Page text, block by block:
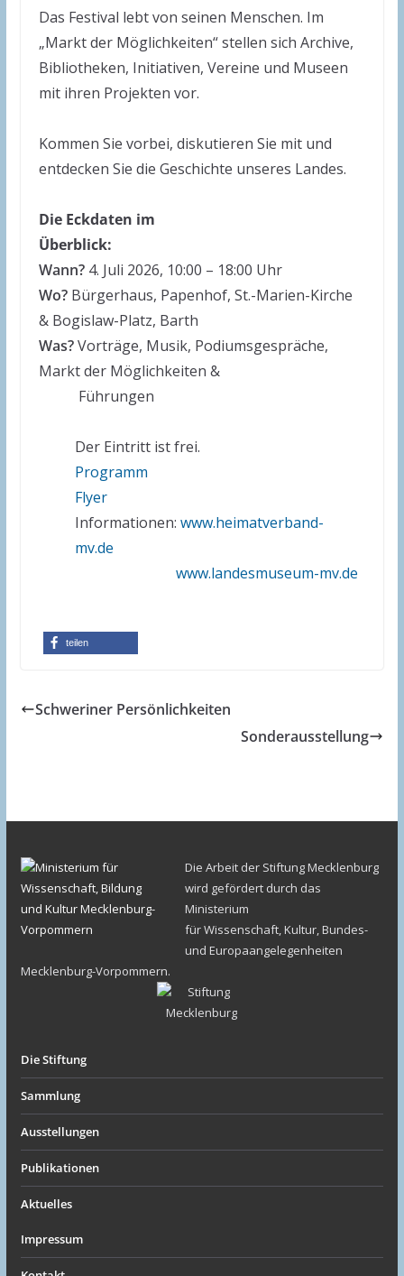
Das Festival lebt von seinen Menschen. Im
„Markt der Möglichkeiten“ stellen sich Archive,
Bibliotheken, Initiativen, Vereine und Museen
mit ihren Projekten vor.
Kommen Sie vorbei, diskutieren Sie mit und
entdecken Sie die Geschichte unseres Landes.
Die Eckdaten im
Überblick:
Wann? 4. Juli 2026, 10:00 – 18:00 Uhr
Wo?Bürgerhaus, Papenhof, St.-Marien-Kirche
& Bogislaw-Platz, Barth
Was?Vorträge, Musik, Podiumsgespräche,
Markt der Möglichkeiten &
Führungen
Der Eintritt ist frei.
Programm
Flyer
Informationen: www.heimatverband-
mv.de
www.landesmuseum-mv.de
teilen
Schweriner Persönlichkeiten
Sonderausstellung
Die Arbeit der Stiftung Mecklenburg
wird gefördert durch das
Ministerium
für Wissenschaft, Kultur, Bundes-
und Europaangelegenheiten
Mecklenburg-Vorpommern.
Die Stiftung
Sammlung
Ausstellungen
Publikationen
Aktuelles
Impressum